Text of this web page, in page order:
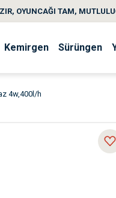
OYUNCAĞI TAM,
Kemirgen Sürüngen
4w,400l/h